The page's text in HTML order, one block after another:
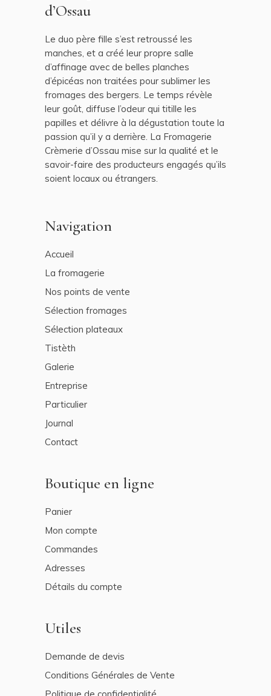
d’Ossau
Le duo père fille s’est retroussé les
manches, et a créé leur propre salle
d’affinage avec de belles planches
d’épicéas non traitées pour sublimer les
fromages des bergers. Le temps révèle
leur goût, diffuse l’odeur qui titille les
papilles et délivre à la dégustation toute la
passion qu’il y a derrière. La Fromagerie
Crèmerie d’Ossau mise sur la qualité et le
savoir-faire des producteurs engagés qu’ils
soient locaux ou étrangers.
Navigation
Accueil
La fromagerie
Nos points de vente
Sélection fromages
Sélection plateaux
Tistèth
Galerie
Entreprise
Particulier
Journal
Contact
Boutique en ligne
Panier
Mon compte
Commandes
Adresses
Détails du compte
Utiles
Demande de devis
Conditions Générales de Vente